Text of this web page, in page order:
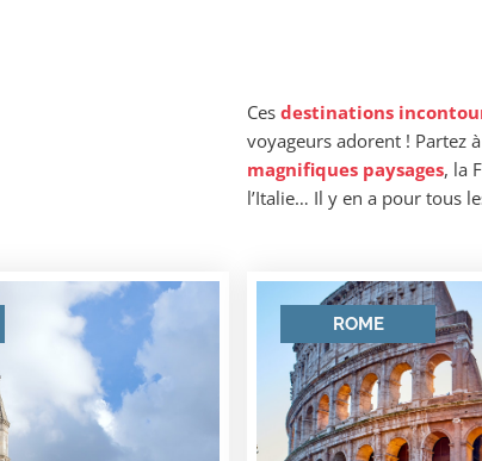
Ces destinations
voyageurs adorent ! Partez
magnifiques paysages, la
l’Italie… Il y en a pour tous
ROME